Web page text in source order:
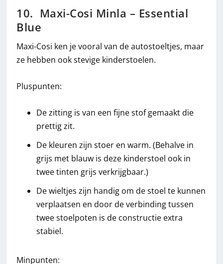
10. Maxi-Cosi Minla – Essential
Blue
Maxi-Cosi ken je vooral van de autostoeltjes, maar
ze hebben ook stevige kinderstoelen.
Pluspunten:
De zitting is van een fijne stof gemaakt die
prettig zit.
De kleuren zijn stoer en warm. (Behalve in
grijs met blauw is deze kinderstoel ook in
twee tinten grijs verkrijgbaar.)
De wieltjes zijn handig om de stoel te kunnen
verplaatsen en door de verbinding tussen
twee stoelpoten is de constructie extra
stabiel.
Minpunten: